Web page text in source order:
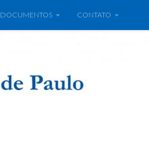
DOCUMENTOS CONTATO